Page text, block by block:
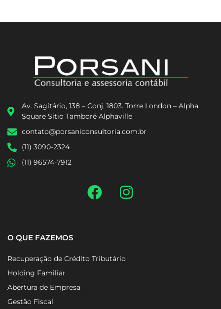
Av. Sagitário, 138 – Conj. 1803. Torre London – Alpha
Square Sítio Tamboré Alphaville
contato@porsaniconsultoria.com.br
(11) 3090-2324
(11) 96574-7912
O QUE FAZEMOS
Recuperação de Crédito Tributário
Holding Familiar
Abertura de Empresa
Gestão Fiscal